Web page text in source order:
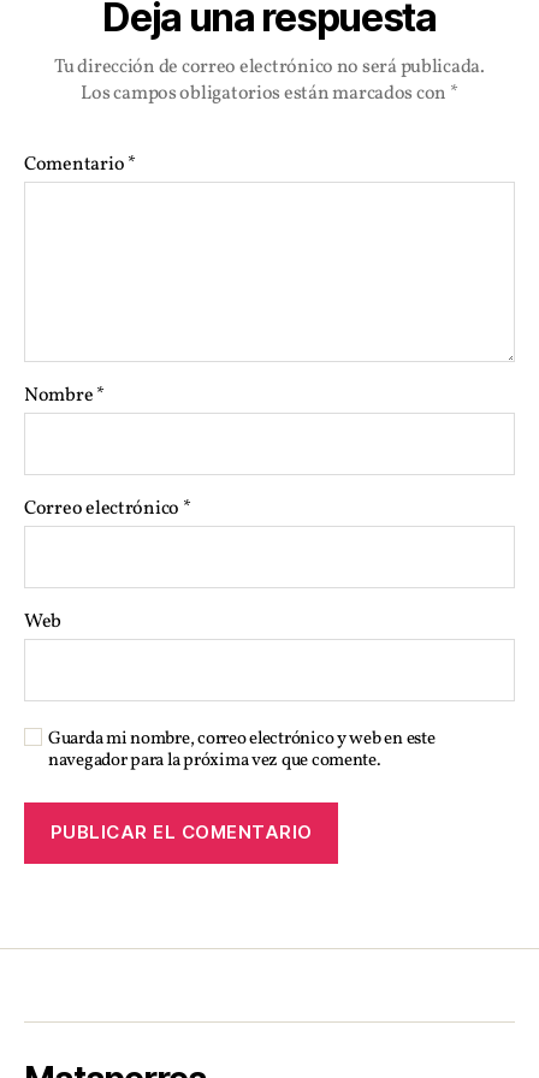
Deja una respuesta
Tu dirección de correo electrónico no será publicada.
Los campos obligatorios están marcados con *
Comentario*
Nombre*
Correo electrónico *
Web
Guarda mi nombre, correo electrónico y web en este
navegador para la próxima vez que comente.